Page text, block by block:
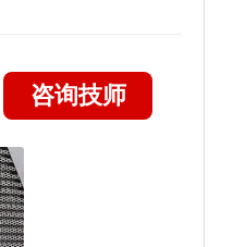
咨询技师